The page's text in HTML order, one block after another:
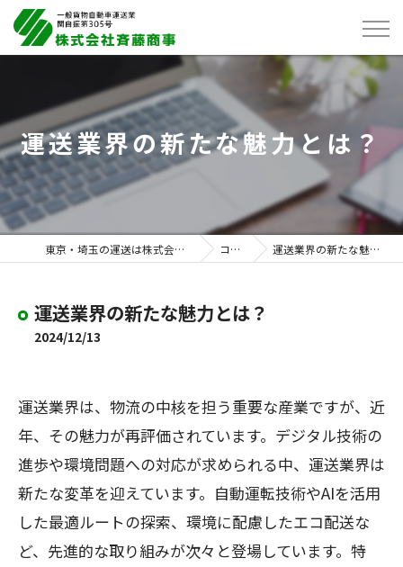
運送業界の新たな魅力とは？
東京・埼玉の運送は株式会社斉藤商事 コラム 運送業界の新たな魅力とは？
運送業界の新たな魅力とは？
2024/12/13
運送業界は、物流の中核を担う重要な産業ですが、近
年、その魅力が再評価されています。デジタル技術の
進歩や環境問題への対応が求められる中、運送業界は
新たな変革を迎えています。自動運転技術やAIを活用
した最適ルートの探索、環境に配慮したエコ配送な
ど、先進的な取り組みが次々と登場しています。特